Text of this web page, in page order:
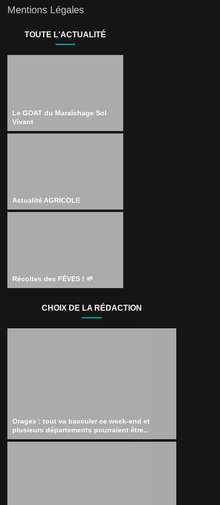
Mentions Légales
TOUTE L'ACTUALITÉ
Le GOAT du Maraîchage Sol
Vivant
Actualité AGRICOLE
Récoltes des FÊVES ! 🌱
CHOIX DE LA RÉDACTION
Orages : tout va basculer ce week-end et
plusieurs départements pourraient être...